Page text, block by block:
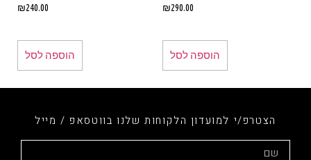
₪290.00
הוספה לסל
₪240.00
הוספה לסל
הצטרפ/י למועדון הלקוחות שלנו בווטסאפ / מייל